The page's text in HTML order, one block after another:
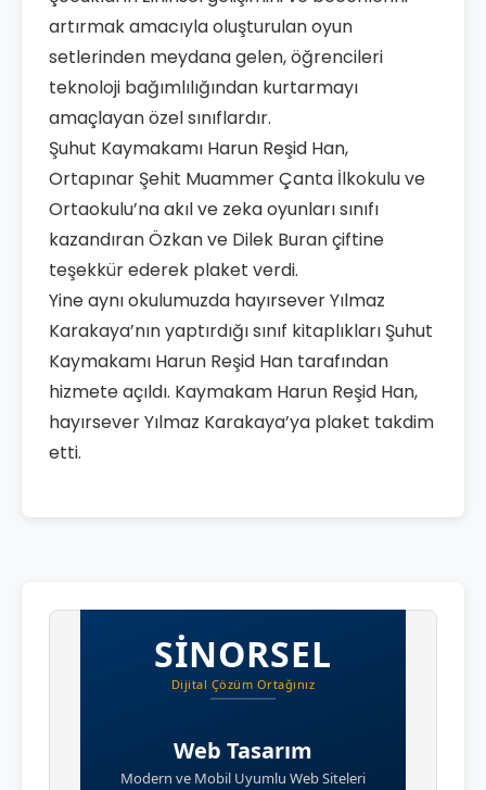
artırmak amacıyla oluşturulan oyun
setlerinden meydana gelen, öğrencileri
teknoloji bağımlılığından kurtarmayı
amaçlayan özel sınıflardır.
Şuhut Kaymakamı Harun Reşid Han,
Ortapınar Şehit Muammer Çanta İlkokulu ve
Ortaokulu’na akıl ve zeka oyunları sınıfı
kazandıran Özkan ve Dilek Buran çiftine
teşekkür ederek plaket verdi.
Yine aynı okulumuzda hayırsever Yılmaz
Karakaya’nın yaptırdığı sınıf kitaplıkları Şuhut
Kaymakamı Harun Reşid Han tarafından
hizmete açıldı. Kaymakam Harun Reşid Han,
hayırsever Yılmaz Karakaya’ya plaket takdim
etti.